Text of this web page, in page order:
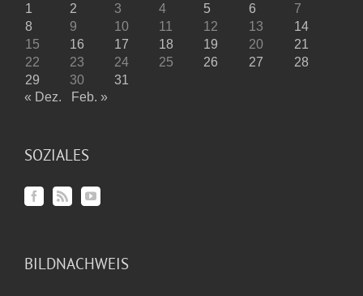
1 2 3 4 5 6
7
8
9 10 11 12 13
14
15
16 17 18 19 20
21
22
23 24 25 26 27
28
29
30
31
« Dez.
Feb. »
SOZIALES
BILDNACHWEIS